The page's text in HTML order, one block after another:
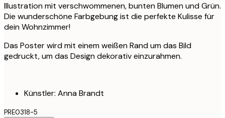
Illustration mit verschwommenen, bunten Blumen und Grün.
Die wunderschöne Farbgebung ist die perfekte Kulisse für
dein Wohnzimmer!
Das Poster wird mit einem weißen Rand um das Bild
gedruckt, um das Design dekorativ einzurahmen.
Künstler: Anna Brandt
PRE0318-5